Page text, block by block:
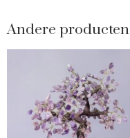
Andere producten